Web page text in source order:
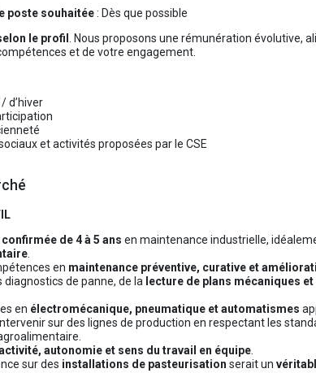
poste souhaitée: Dès que possible
le profil
. Nous proposons une rémunération évolutive,
et de votre engagement.
d’hiver
et activités proposées par le CSE
confirmée de 4 à 5 ans en maintenance industrielle,
en maintenance préventive, curative et
diagnostics de panne, de la lecture de plans mécaniques
en électromécanique, pneumatique et automatismes
sur des lignes de production en respectant les
autonomie et sens du travail en équipe
sur des installations de pasteurisation serait un